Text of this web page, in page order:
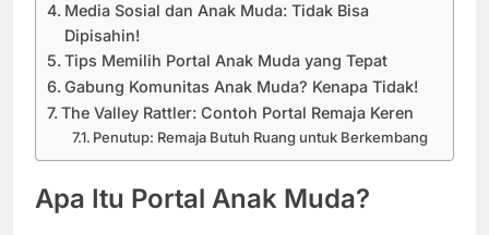
Media Sosial dan Anak Muda: Tidak Bisa
Dipisahin!
Tips Memilih Portal Anak Muda yang Tepat
Gabung Komunitas Anak Muda? Kenapa Tidak!
The Valley Rattler: Contoh Portal Remaja Keren
Penutup: Remaja Butuh Ruang untuk Berkembang
Apa Itu Portal Anak Muda?